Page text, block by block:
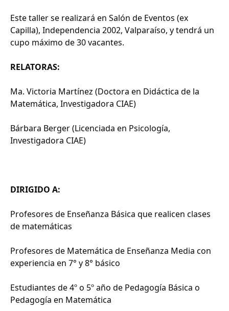
Este taller se realizará en Salón de Eventos (ex
Capilla), Independencia 2002, Valparaíso, y tendrá un
cupo máximo de 30 vacantes.
RELATORAS:
Ma. Victoria Martínez (Doctora en Didáctica de la
Matemática, Investigadora CIAE)
Bárbara Berger (Licenciada en Psicología,
Investigadora CIAE)
DIRIGIDO A:
Profesores de Enseñanza Básica que realicen clases
de matemáticas
Profesores de Matemática de Enseñanza Media con
experiencia en 7° y 8° básico
Estudiantes de 4º o 5º año de Pedagogía Básica o
Pedagogía en Matemática